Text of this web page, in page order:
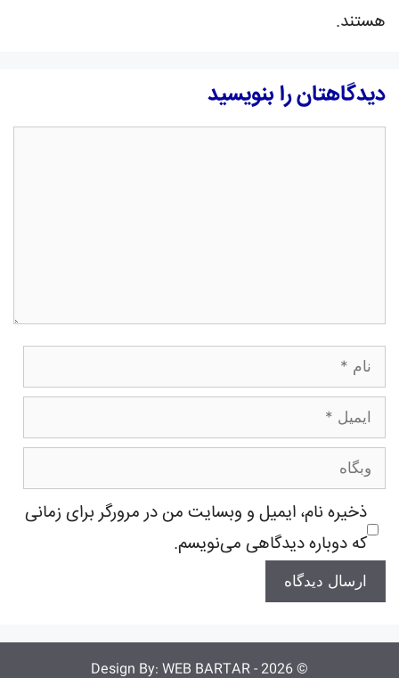
هستند.
دیدگاهتان را بنویسید
ایمیل
وبگاه
ذخیره نام، ایمیل و وبسایت من در مرورگر برای زمانی
که دوباره دیدگاهی می‌نویسم.
© 2026 - Design By:
WEB BARTAR